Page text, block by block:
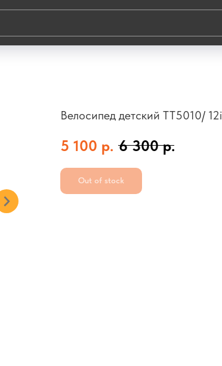
Велосипед детский TT5010/
5 100 р. 6 300 р.
Out of stock